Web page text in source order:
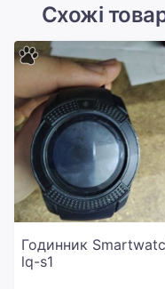
Схожі
Годинник
lq-s1